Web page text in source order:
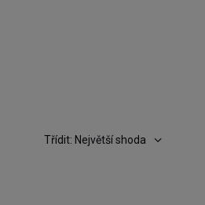
Třídit: Největší shoda